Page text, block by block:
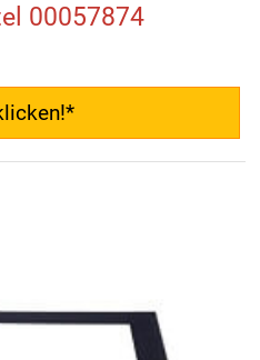
00057874